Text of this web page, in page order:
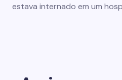
estava internado em um